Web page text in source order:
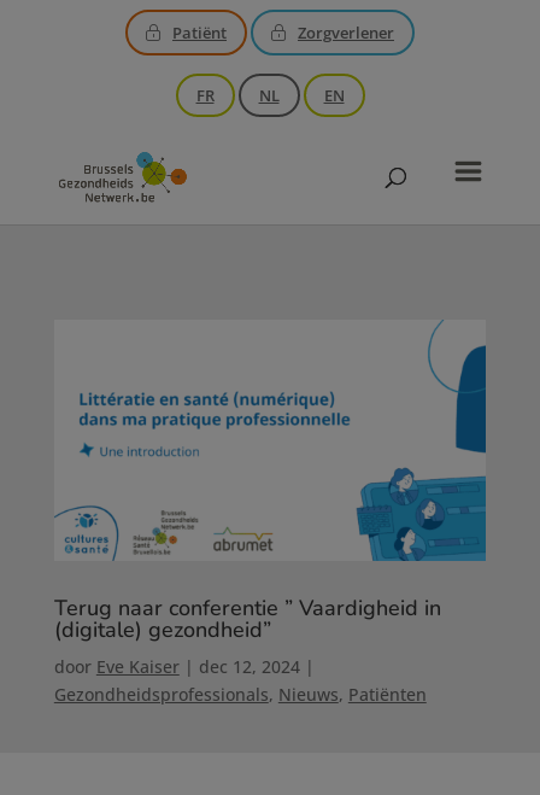
Patiënt Zorgverlener
FR NL EN
Terug naar conferentie ” Vaardigheid in
(digitale) gezondheid”
door Eve Kaiser| dec 12, 2024|
Gezondheidsprofessionals, Nieuws, Patiënten